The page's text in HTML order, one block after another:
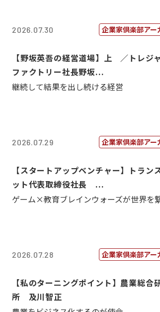
2026.07.30 企業家倶楽部アー
【野坂英吾の経営道場】上 ／トレジ
ファクトリー社長野坂...
継続して結果を出し続ける経営
2026.07.29 企業家倶楽部アー
【スタートアップベンチャー】トラン
ット代表取締役社長 ...
ゲーム×教育ブレインウォーズが世界を
2026.07.28 企業家倶楽部アー
【私のターニングポイント】農業総合
所 及川智正